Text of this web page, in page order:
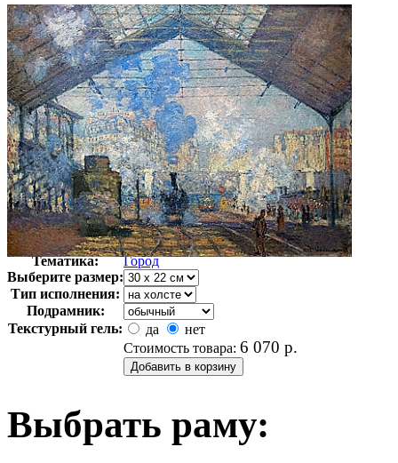
Автор:
Клод Моне
Арт-стиль
Импрессионизм
Тематика:
Город
Выберите размер:
Тип исполнения:
Подрамник:
Текстурный гель:
да
нет
Стоимость товара: 6 070 р.
Выбрать раму: